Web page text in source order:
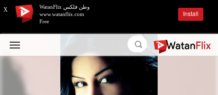
X
وطن فلكس WatanFlix
www.watanflix.com
Free
Install